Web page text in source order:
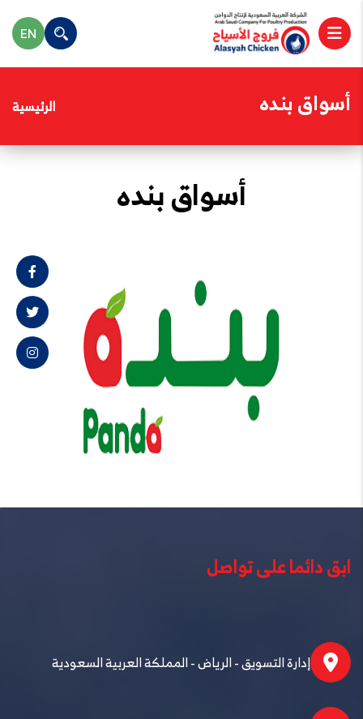
EN
أسواق بنده الرئيسية
أسواق بنده
ابق دائما على تواصل
إدارة التسويق - الرياض - المملكة العربية السعودية